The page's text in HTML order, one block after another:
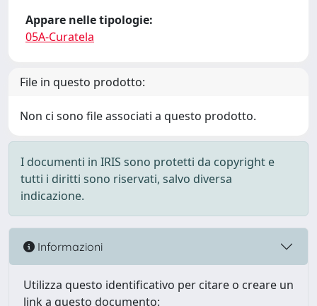
Appare nelle tipologie:
05A-Curatela
File in questo prodotto:
Non ci sono file associati a questo prodotto.
I documenti in IRIS sono protetti da copyright e
tutti i diritti sono riservati, salvo diversa
indicazione.
Informazioni
Utilizza questo identificativo per citare o creare un
link a questo documento: